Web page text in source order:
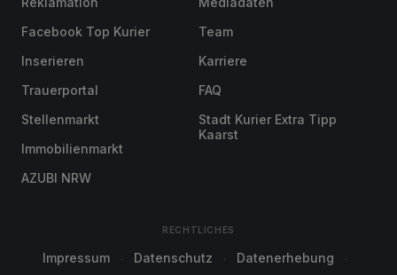
Facebook Top Kurier
Inserieren
Trauerportal
Stellenmarkt
Immobilienmarkt
AZUBI NRW
Team
Karriere
FAQ
Stadt Kurier Extra Tipp
Kaarst
RECHTLICHES
Impressum Datenschutz
Datenerhebung